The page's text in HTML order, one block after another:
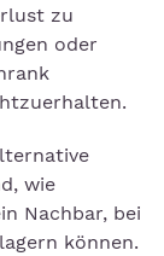
zu
oder
wie
Nachbar, bei
können.